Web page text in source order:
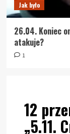
Jak było
26.04. Koniec
atakuje?
1
12
„5.11.